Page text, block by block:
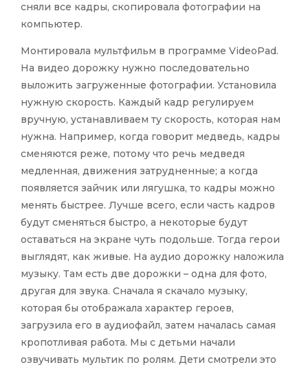
сняли все кадры, скопировала фотографии на
компьютер.
Монтировала мультфильм в программе VideoPad.
На видео дорожку нужно последовательно
выложить загруженные фотографии. Установила
нужную скорость. Каждый кадр регулируем
вручную, устанавливаем ту скорость, которая нам
нужна. Например, когда говорит медведь, кадры
сменяются реже, потому что речь медведя
медленная, движения затрудненные; а когда
появляется зайчик или лягушка, то кадры можно
менять быстрее. Лучше всего, если часть кадров
будут сменяться быстро, а некоторые будут
оставаться на экране чуть подольше. Тогда герои
выглядят, как живые. На аудио дорожку наложила
музыку. Там есть две дорожки – одна для фото,
другая для звука. Сначала я скачало музыку,
которая бы отображала характер героев,
загрузила его в аудиофайл, затем началась самая
кропотливая работа. Мы с детьми начали
озвучивать мультик по ролям. Дети смотрели это